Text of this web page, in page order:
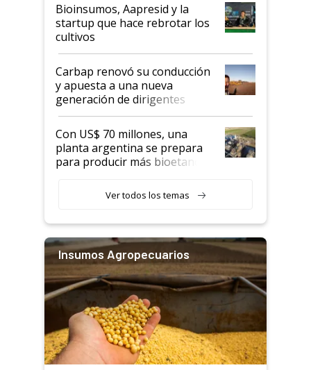
Bioinsumos, Aapresid y la
startup que hace rebrotar los
cultivos
Carbap renovó su conducción
y apuesta a una nueva
generación de dirigentes
rurales
Con US$ 70 millones, una
planta argentina se prepara
para producir más bioetanol
Ver todos los temas
Insumos Agropecuarios